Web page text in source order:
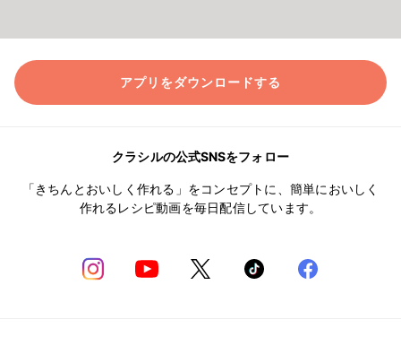
アプリをダウンロードする
クラシルの公式SNSをフォロー
「きちんとおいしく作れる」をコンセプトに、簡単においしく
作れるレシピ動画を毎日配信しています。